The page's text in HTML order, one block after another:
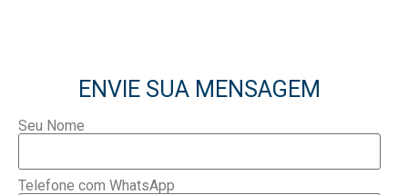
ENVIE SUA MENSAGEM
Seu Nome
Telefone com WhatsApp